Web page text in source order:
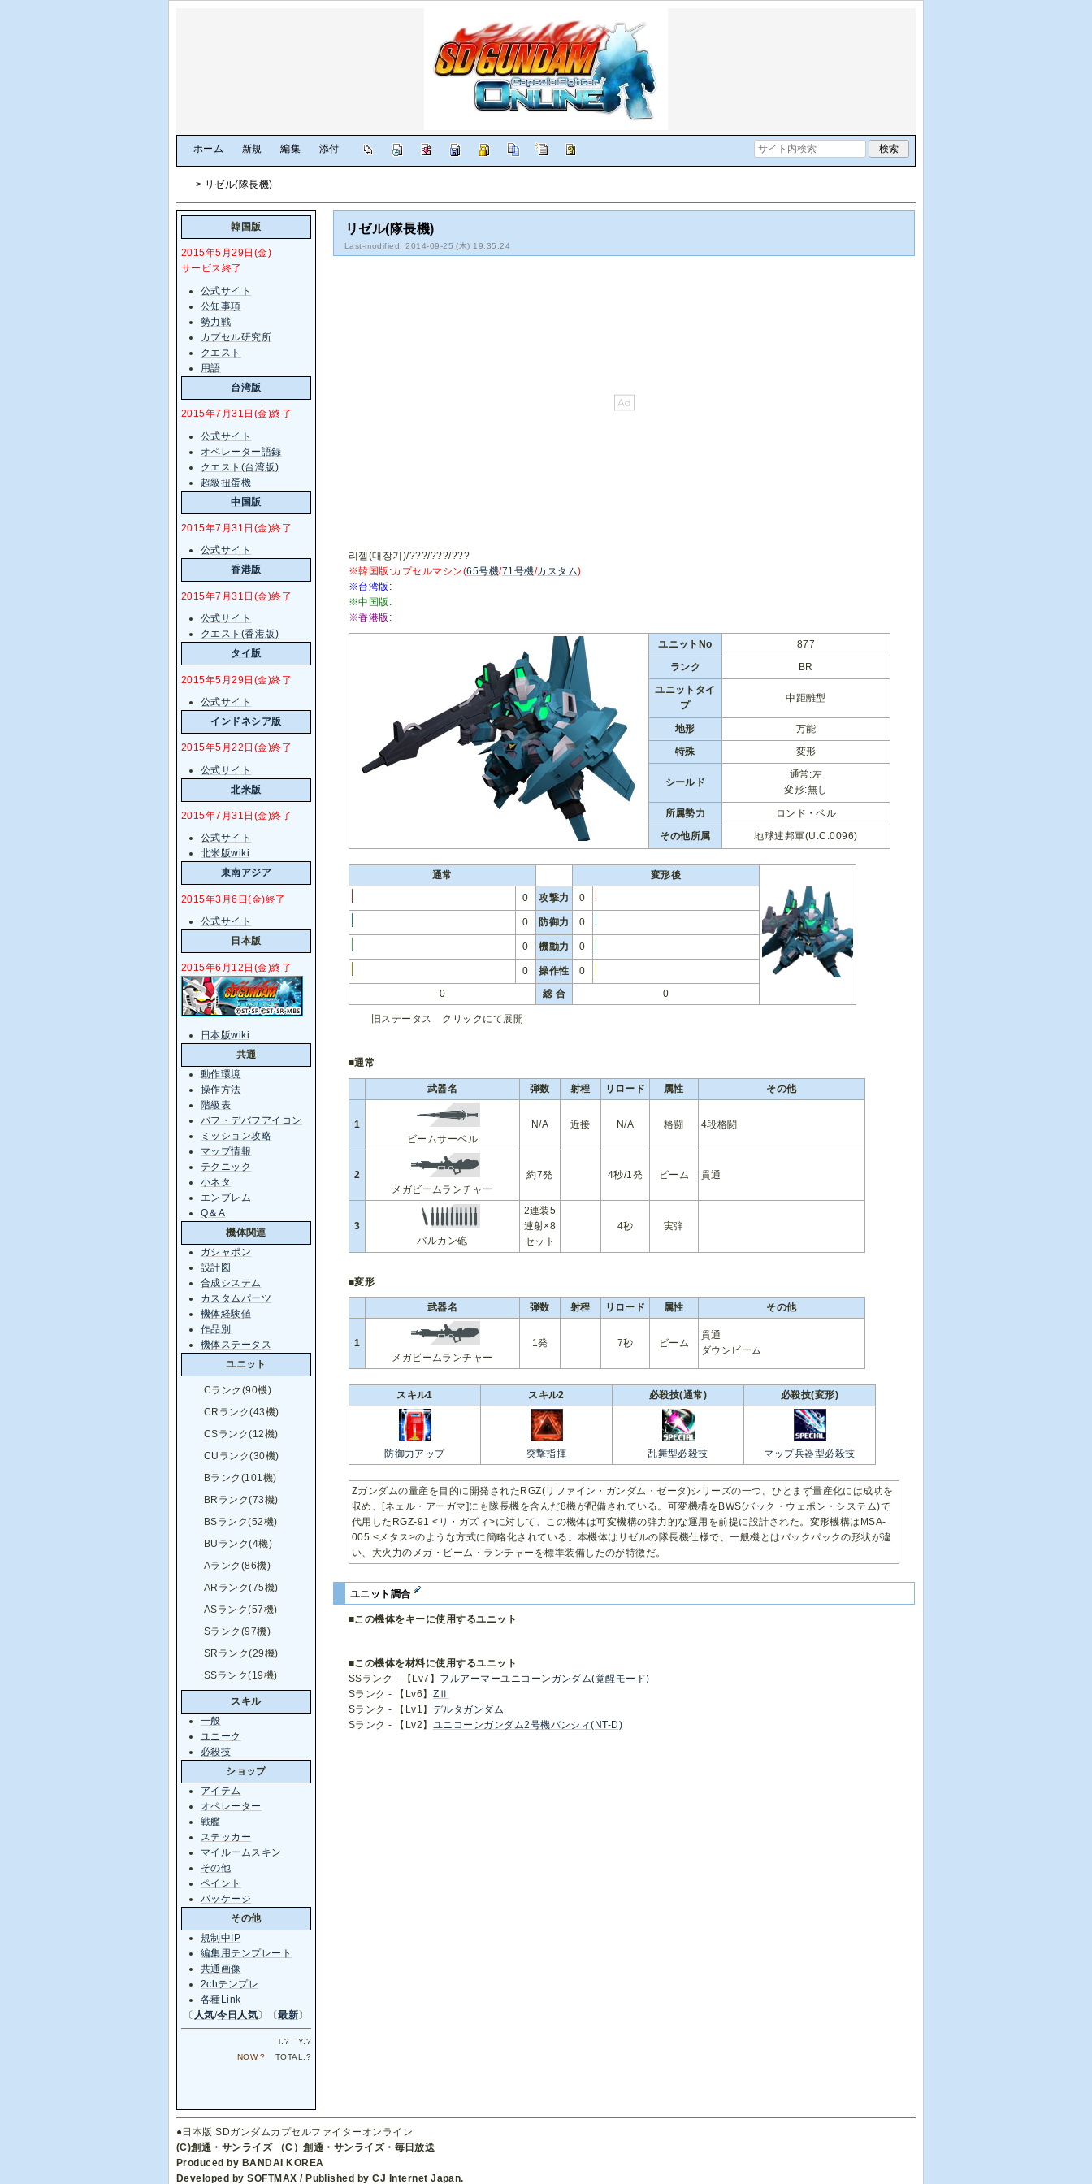
ホーム 新規 編集 添付
> リゼル(隊長機)
リゼル(隊長機)
Last-modified: 2014-09-25 (木) 19:35:24
리젤(대장기)/???/???/???
※韓国版:カプセルマシン(65号機/71号機/カスタム)
※台湾版:
※中国版:
※香港版:
ユニットNo
877
ランク
BR
ユニットタイ
プ
中距離型
地形
万能
特殊
変形
シールド
通常:左
変形:無し
所属勢力
ロンド・ベル
その他所属
地球連邦軍(U.C.0096)
通常
変形後
0
攻撃力 0
0 防御力 0
0 機動力 0
0 操作性
0
0
総 合 0
旧ステータス クリックにて展開
■通常
武器名 弾数 射程 リロード 属性 その他
1
ビームサーベル
N/A 近接 N/A 格闘 4段格闘
2
メガビームランチャー
約7発 4秒/1発 ビーム 貫通
3
バルカン砲
2連装5
連射×8
セット
4秒 実弾
■変形
武器名 弾数 射程 リロード 属性 その他
1
メガビームランチャー
1発 7秒 ビーム
貫通
ダウンビーム
スキル1 スキル2 必殺技(通常) 必殺技(変形)
防御力アップ 突撃指揮 乱舞型必殺技 マップ兵器型必殺技
Ζガンダムの量産を目的に開発されたRGZ(リファイン・ガンダム・ゼータ)シリーズの一つ。ひとまず量産化には成功を
収め、[ネェル・アーガマ]にも隊長機を含んだ8機が配備されている。可変機構をBWS(バック・ウェポン・システム)で
代用したRGZ-91 <リ・ガズィ>に対して、この機体は可変機構の弾力的な運用を前提に設計された。変形機構はMSA-
005 <メタス>のような方式に簡略化されている。本機体はリゼルの隊長機仕様で、一般機とはバックパックの形状が違
い、大火力のメガ・ビーム・ランチャーを標準装備したのが特徴だ。
ユニット調合
■この機体をキーに使用するユニット
■この機体を材料に使用するユニット
SSランク - 【Lv7】 フルアーマーユニコーンガンダム(覚醒モード)
Sランク - 【Lv6】 ZⅡ
Sランク - 【Lv1】 デルタガンダム
Sランク - 【Lv2】 ユニコーンガンダム2号機バンシィ(NT-D)
韓国版
2015年5月29日(金)
サービス終了
公式サイト
公知事項
勢力戦
カプセル研究所
クエスト
用語
台湾版
2015年7月31日(金)終了
公式サイト
オペレーター語録
クエスト(台湾版)
超級扭蛋機
中国版
2015年7月31日(金)終了
公式サイト
香港版
2015年7月31日(金)終了
公式サイト
クエスト(香港版)
タイ版
2015年5月29日(金)終了
公式サイト
インドネシア版
2015年5月22日(金)終了
公式サイト
北米版
2015年7月31日(金)終了
公式サイト
北米版wiki
東南アジア
2015年3月6日(金)終了
公式サイト
日本版
2015年6月12日(金)終了
日本版wiki
共通
動作環境
操作方法
階級表
バフ・デバフアイコン
ミッション攻略
マップ情報
テクニック
小ネタ
エンブレム
Q＆A
機体関連
ガシャポン
設計図
合成システム
カスタムパーツ
機体経験値
作品別
機体ステータス
ユニット
Cランク(90機)
CRランク(43機)
CSランク(12機)
CUランク(30機)
Bランク(101機)
BRランク(73機)
BSランク(52機)
BUランク(4機)
Aランク(86機)
ARランク(75機)
ASランク(57機)
Sランク(97機)
SRランク(29機)
SSランク(19機)
スキル
一般
ユニーク
必殺技
ショップ
アイテム
オペレーター
戦艦
ステッカー
マイルームスキン
その他
ペイント
パッケージ
その他
規制中IP
編集用テンプレート
共通画像
2chテンプレ
各種Link
〔 人気/今日人気〕〔最新〕
T. ? Y. ?
NOW.? TOTAL. ?
●日本版:SDガンダムカプセルファイターオンライン
(C)創通・サンライズ （C）創通・サンライズ・毎日放送
Produced by BANDAI KOREA
Developed by SOFTMAX / Published by CJ Internet Japan.